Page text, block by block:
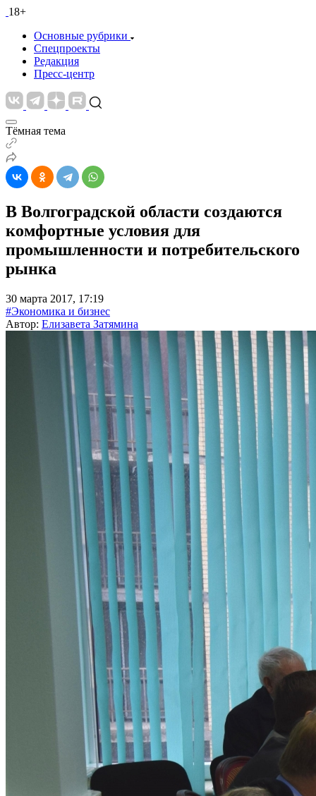
18+
Основные рубрики
Спецпроекты
Редакция
Пресс-центр
Тёмная тема
В Волгоградской области создаются
комфортные условия для
промышленности и потребительского
рынка
30 марта 2017, 17:19
#Экономика и бизнес
Автор: Елизавета Затямина